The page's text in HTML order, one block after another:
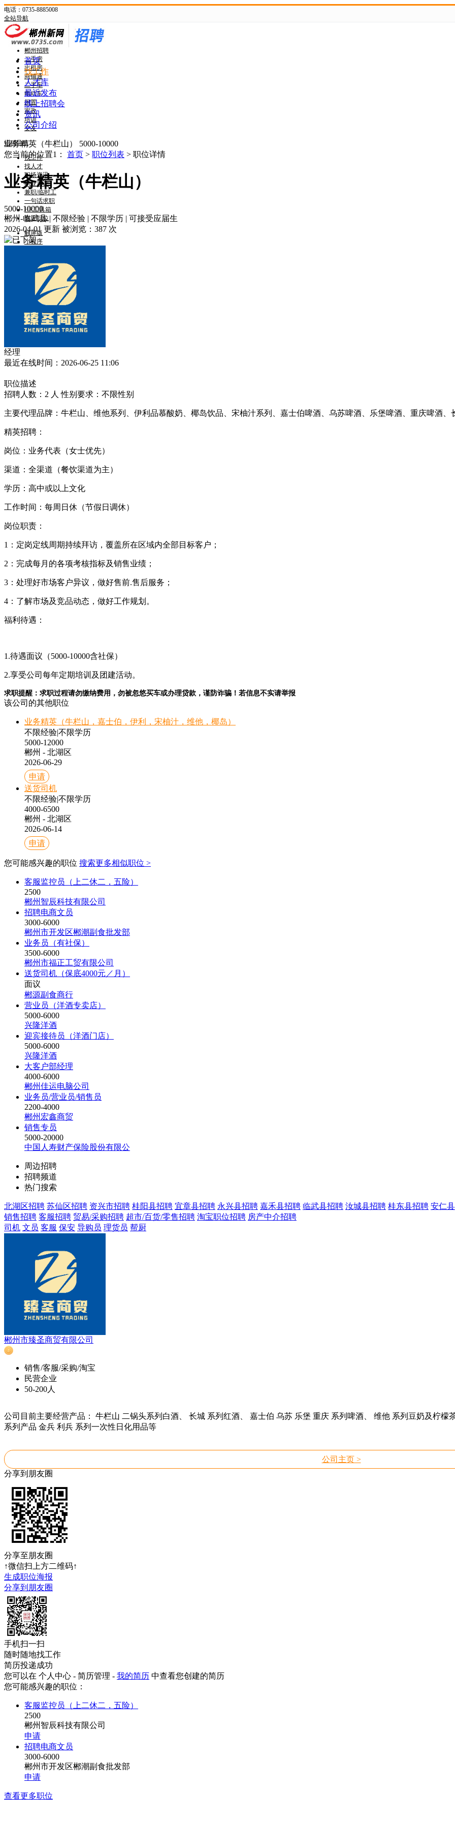
电话：0735-8885008
全站导航
新网首页
郴州头条
郴州招聘
二手房
出租房
商铺通
二手车
电动车
闲置
家政
培训
交友
招聘导航
找工作
找人才
职场资讯
职业测评
兼职/临时工
一句话求职
HR工具箱
附近职位
触屏版
小程序
郴州新网招聘欢迎您！ 手机端
首页
找工作
人才库
最近发布
线上招聘会
资讯
公司介绍
业务精英（牛栏山）
5000-10000
您当前的位置1： 首页 > 职位列表 > 职位详情
业务精英（牛栏山）
5000-10000
郴州-临武县| 不限经验 | 不限学历 | 可接受应届生
2026-04-01 更新 被浏览： 387 次
经理
最近在线时间：2026-06-25 11:06
职位描述
招聘人数：2 人 性别要求：不限性别
主要代理品牌：牛栏山、维他系列、伊利品慕酸奶、椰岛饮品、宋柚汁系列、嘉士伯啤酒、乌苏啤酒、乐堡啤酒、重庆啤酒、
精英招聘：
岗位：业务代表（女士优先）
渠道：全渠道（餐饮渠道为主）
学历：高中或以上文化
工作时间：每周日休（节假日调休）
岗位职责：
1：定岗定线周期持续拜访，覆盖所在区域内全部目标客户；
2：完成每月的各项考核指标及销售业绩；
3：处理好市场客户异议，做好售前.售后服务；
4：了解市场及竞品动态，做好工作规划。
福利待遇：
1.待遇面议（5000-10000含社保）
2.享受公司每年定期培训及团建活动。
求职提醒：求职过程请勿缴纳费用，勿被忽悠买车或办理贷款，谨防诈骗！若信息不实请举报
该公司的其他职位
业务精英（牛栏山，嘉士伯，伊利，宋柚汁，维他，椰岛）
不限经验|不限学历
5000-12000
郴州 - 北湖区
2026-06-29
申请
送货司机
不限经验|不限学历
4000-6500
郴州 - 北湖区
2026-06-14
申请
您可能感兴趣的职位 搜索更多相似职位 >
客服监控员（上二休二，五险）
2500
郴州智辰科技有限公司
招聘电商文员
3000-6000
郴州市开发区郴潮副食批发部
业务员（有社保）
3500-6000
郴州市福正工贸有限公司
送货司机（保底4000元／月）
面议
郴源副食商行
营业员（洋酒专卖店）
5000-6000
兴隆洋酒
迎宾接待员（洋酒门店）
5000-6000
兴隆洋酒
大客户部经理
4000-6000
郴州佳运电脑公司
业务员/营业员/销售员
2200-4000
郴州宏鑫商贸
销售专员
5000-20000
中国人寿财产保险股份有限公
周边招聘
招聘频道
热门搜索
北湖区招聘 苏仙区招聘 资兴市招聘 桂阳县招聘 宜章县招聘 永兴县招聘 嘉禾县招聘 临武县招聘 汝城县招聘 桂东县招聘 安仁
销售招聘 客服招聘 贸易/采购招聘 超市/百货/零售招聘 淘宝职位招聘 房产中介招聘
司机 文员 客服 保安 导购员 理货员 帮厨
郴州市臻圣商贸有限公司
销售/客服/采购/淘宝
民营企业
50-200人
公司目前主要经营产品： 牛栏山 二锅头系列白酒、 长城 系列红酒、 嘉士伯 乌苏 乐堡 重庆 系列啤酒、 维他 系列豆奶及柠
系列产品 金兵 利兵 系列一次性日化用品等
公司主页 >
分享到朋友圈
分享至朋友圈
↑微信扫上方二维码↑
生成职位海报
分享到朋友圈
手机扫一扫
随时随地找工作
简历投递成功
您可以在 个人中心 - 简历管理 - 我的简历 中查看您创建的简历
您可能感兴趣的职位：
客服监控员（上二休二，五险）
2500
郴州智辰科技有限公司
申请
招聘电商文员
3000-6000
郴州市开发区郴潮副食批发部
申请
查看更多职位